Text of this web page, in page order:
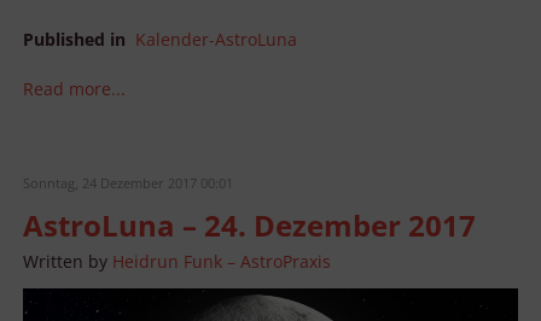
Published in Kalender-AstroLuna
Read more...
Sonntag, 24 Dezember 2017 00:01
AstroLuna – 24. Dezember 2017
Written by Heidrun Funk – AstroPraxis